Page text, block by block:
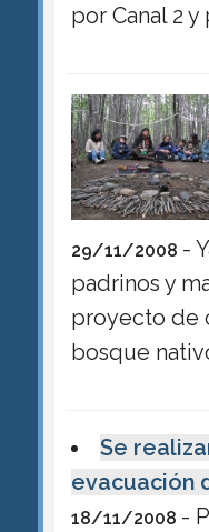
por Canal 2 y
29/11/2008 -
padrinos y
proyecto de
bosque
Se
evacuación
18/11/2008 -